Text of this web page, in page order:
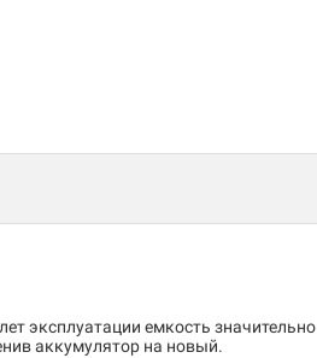
эксплуатации емкость значительно
аккумулятор на новый.